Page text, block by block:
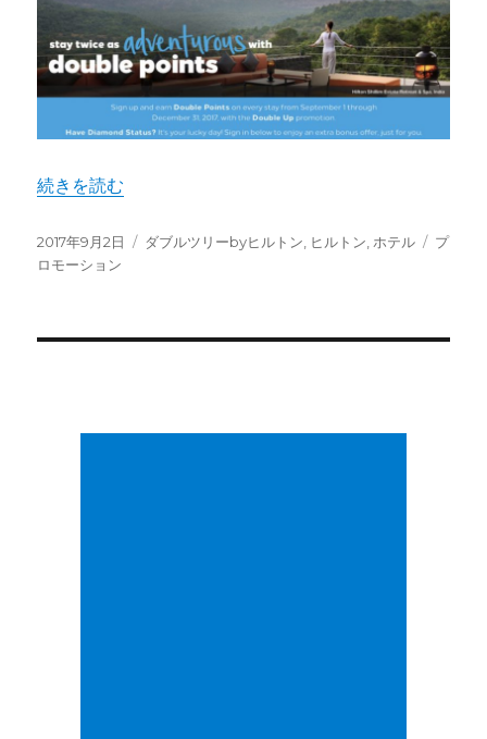
"ヒルトン2017年Q3プロモーション情報" の
続きを読む
投
稿
2017年9月2日
カ
ダブルツリーbyヒルトン ヒルトン ホテル
タ
プ
ロモーション